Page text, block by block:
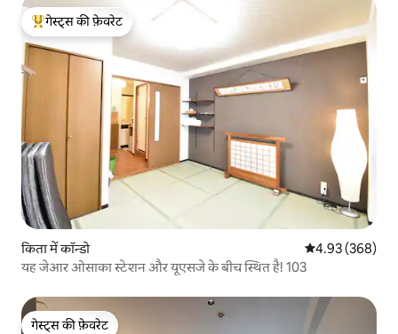
गेस्ट्स का टॉप फ़ेवरेट
गेस्ट्स की फ़ेवरेट
किता में कॉन्डो औसत रेटिंग 5 में से
4.93 (368)
यह जेआर ओसाका स्टेशन और यूएसजे के बीच स्थित है! 103
गेस्ट्स की फ़ेवरेट